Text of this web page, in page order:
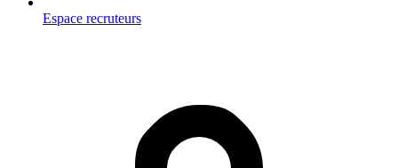
Espace recruteurs